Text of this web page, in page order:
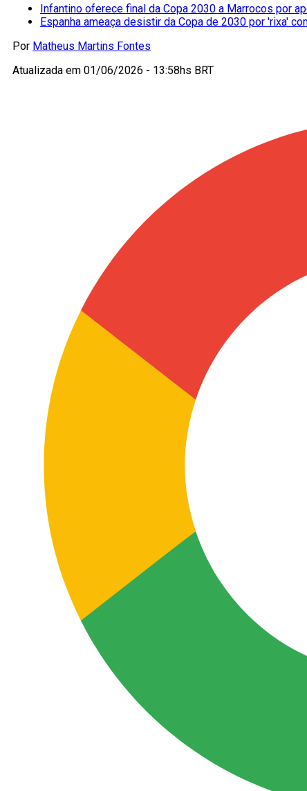
Infantino oferece final da Copa 2030 a Marrocos por
Espanha ameaça desistir da Copa de 2030 por 'rixa'
Por Matheus Martins Fontes
Atualizada em 01/06/2026 - 13:58hs BRT